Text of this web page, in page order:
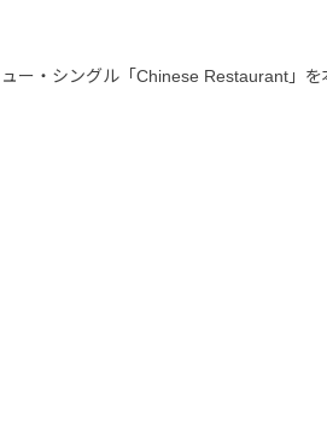
ー・シングル「Chinese Restaurant」